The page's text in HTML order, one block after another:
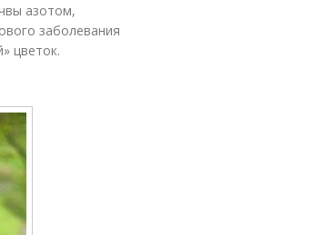
азотом,
заболевания
цветок.